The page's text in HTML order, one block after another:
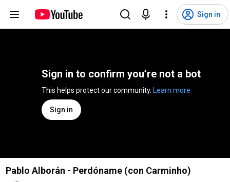
Sign in
Sign in to confirm you’re not a bot
Learn more
Sign in
Pablo Alborán - Perdóname (con Carminho)